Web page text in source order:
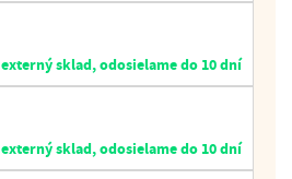
externý sklad, odosielame do 10 dní
externý sklad, odosielame do 10 dní